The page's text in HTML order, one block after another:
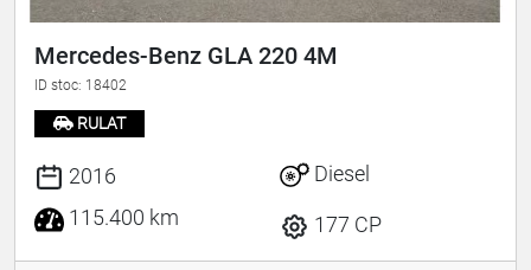
Mercedes-Benz GLA 220 4M
ID stoc: 18402
RULAT
2016
115.400 km
Diesel
177 CP